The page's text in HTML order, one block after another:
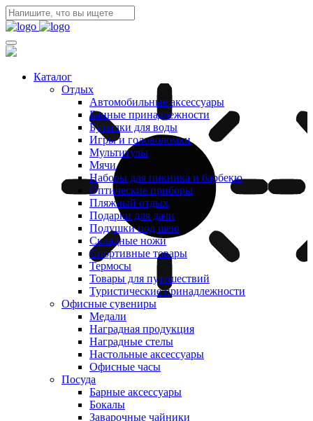
Каталог
Отдых
Автомобильные аксессуары
Банные принадлежности
Бутылки для воды
Игры и головоломки
Мультитулы
Мячи
Наборы для пикника и барбекю
Оптические приборы
Пляжный отдых
Подарки для дачи
Подушки под шею
Складные ножи
Спортивные товары
Термосы
Товары для путешествий
Туристические принадлежности
Офисные сувениры
Медали
Наградная продукция
Наградные стелы
Настольные аксессуары
Офисные часы
Посуда
Барные аксессуары
Бокалы
Заварочные чайники